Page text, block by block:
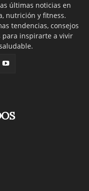
últimas noticias en
nutrición y fitness.
tendencias, consejos
para inspirarte a vivir